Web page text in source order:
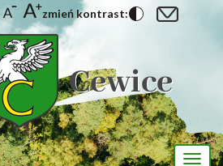
zmień kontrast: